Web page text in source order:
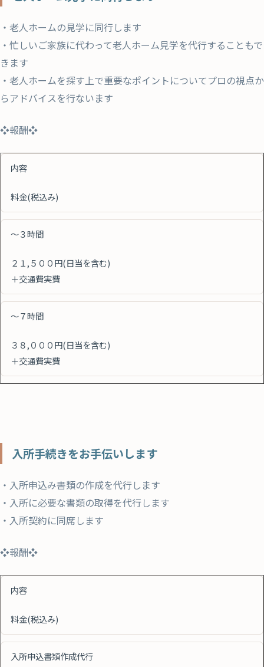
・老人ホームの見学に同行します
・忙しいご家族に代わって老人ホーム見学を代行することもで
きます
・老人ホームを探す上で重要なポイントについてプロの視点か
らアドバイスを行ないます
❖報酬❖
内容
料金(税込み)
～３時間
２１,５００円(日当を含む)
＋交通費実費
～７時間
３８,０００円(日当を含む)
＋交通費実費
入所手続きをお手伝いします
・入所申込み書類の作成を代行します
・入所に必要な書類の取得を代行します
・入所契約に同席します
❖報酬❖
内容
料金(税込み)
入所申込書類作成代行